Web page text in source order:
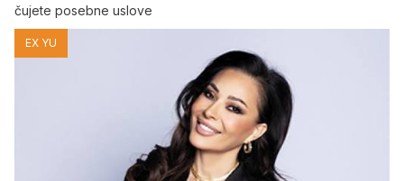
čujete posebne uslove
EX YU